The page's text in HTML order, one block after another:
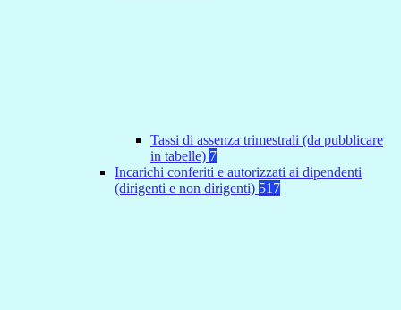
Tassi di assenza trimestrali (da pubblicare
in tabelle) 7
Incarichi conferiti e autorizzati ai dipendenti
(dirigenti e non dirigenti) 517